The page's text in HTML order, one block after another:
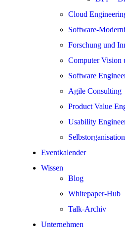
Cloud
Software-
Forschung und
Computer Vision
Software
Agile Consulting
Product Value
Usability
Eventkalender
Wissen
Blog
Whitepaper-Hub
Talk-Archiv
Unternehmen